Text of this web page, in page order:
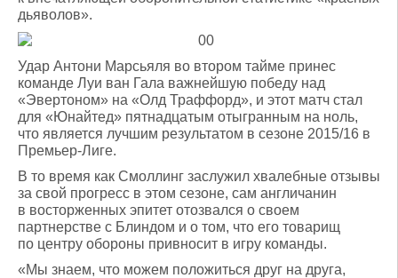
дьяволов».
Удар Антони Марсьяля во втором тайме принес
команде Луи ван Гала важнейшую победу над
«Эвертоном» на «Олд Траффорд», и этот матч стал
для «Юнайтед» пятнадцатым отыгранным на ноль,
что является лучшим результатом в сезоне 2015/16 в
Премьер-Лиге.
В то время как Смоллинг заслужил хвалебные отзывы
за свой прогресс в этом сезоне, сам англичанин
в восторженных эпитет отозвался о своем
партнерстве с Блиндом и о том, что его товарищ
по центру обороны привносит в игру команды.
«Мы знаем, что можем положиться друг на друга,